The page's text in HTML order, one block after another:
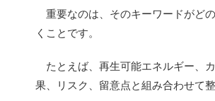
重要なのは、そのキーワードがど
くことです。
たとえば、再生可能エネルギー、
果、リスク、留意点と組み合わせて